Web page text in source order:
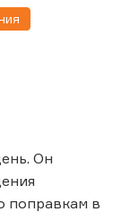
Он
поправкам в